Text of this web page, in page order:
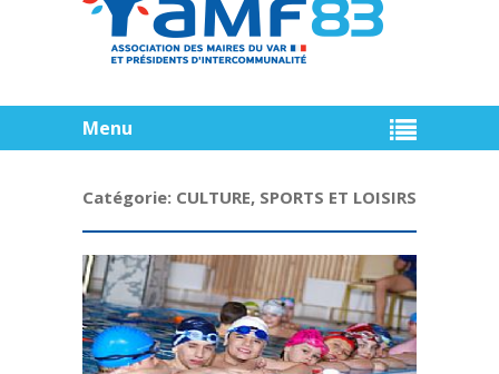
Menu
Catégorie: CULTURE, SPORTS ET LOISIRS